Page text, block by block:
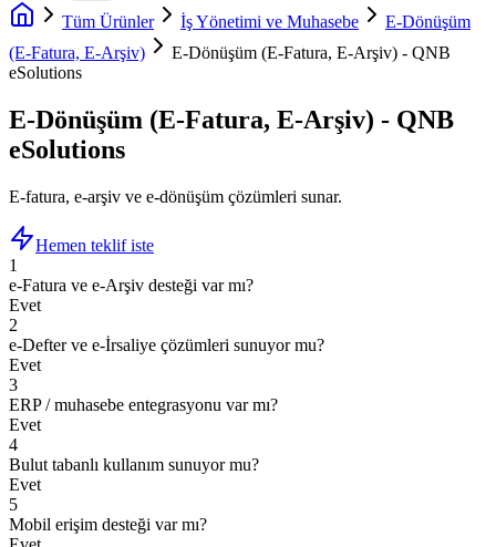
Tüm Ürünler İş Yönetimi ve Muhasebe
E-Dönüşüm
(E-Fatura, E-Arşiv)
E-Dönüşüm (E-Fatura, E-Arşiv) - QNB
eSolutions
E-Dönüşüm (E-Fatura, E-Arşiv) - QNB
eSolutions
E-fatura, e-arşiv ve e-dönüşüm çözümleri sunar.
Hemen teklif iste
1
e-Fatura ve e-Arşiv desteği var mı?
Evet
2
e-Defter ve e-İrsaliye çözümleri sunuyor mu?
Evet
3
ERP / muhasebe entegrasyonu var mı?
Evet
4
Bulut tabanlı kullanım sunuyor mu?
Evet
5
Mobil erişim desteği var mı?